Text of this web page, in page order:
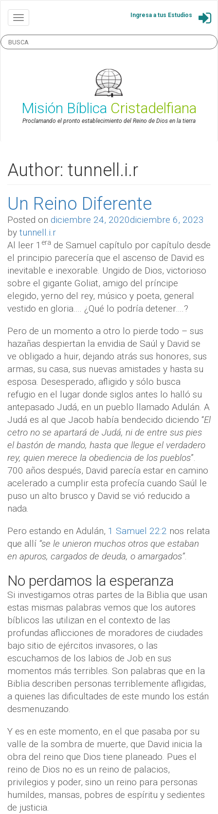
Ingresa a tus Estudios
Misión Bíblica Cristadelfiana
Proclamando el pronto establecimiento del Reino de Dios en la tierra
Author: tunnell.i.r
Un Reino Diferente
Posted on diciembre 24, 2020diciembre 6, 2023
by tunnell.i.r
Al leer 1 era de Samuel capítulo por capítulo desde
el principio parecería que el ascenso de David es
inevitable e inexorable. Ungido de Dios, victorioso
sobre el gigante Goliat, amigo del príncipe
elegido, yerno del rey, músico y poeta, general
vestido en gloria…. ¿Qué lo podría detener….?
Pero de un momento a otro lo pierde todo – sus
hazañas despiertan la envidia de Saúl y David se
ve obligado a huir, dejando atrás sus honores, sus
armas, su casa, sus nuevas amistades y hasta su
esposa. Desesperado, afligido y sólo busca
refugio en el lugar donde siglos antes lo halló su
antepasado Judá, en un pueblo llamado Adulán. A
Judá es al que Jacob había bendecido diciendo “El
cetro no se apartará de Judá, ni de entre sus pies
el bastón de mando, hasta que llegue el verdadero
rey, quien merece la obediencia de los pueblos”.
700 años después, David parecía estar en camino
acelerado a cumplir esta profecía cuando Saúl le
puso un alto brusco y David se vió reducido a
nada.
Pero estando en Adulán, 1 Samuel 22:2 nos relata
que allí “se le unieron muchos otros que estaban
en apuros, cargados de deuda, o amargados”.
No perdamos la esperanza
Si investigamos otras partes de la Biblia que usan
estas mismas palabras vemos que los autores
bíblicos las utilizan en el contexto de las
profundas aflicciones de moradores de ciudades
bajo sitio de ejércitos invasores, o las
escuchamos de los labios de Job en sus
momentos más terribles. Son palabras que en la
Biblia describen personas terriblemente afligidas,
a quienes las dificultades de este mundo los están
desmenuzando.
Y es en este momento, en el que pasaba por su
valle de la sombra de muerte, que David inicia la
obra del reino que Dios tiene planeado. Pues el
reino de Dios no es un reino de palacios,
privilegios y poder, sino un reino para personas
humildes, mansas, pobres de espíritu y sedientes
de justicia.